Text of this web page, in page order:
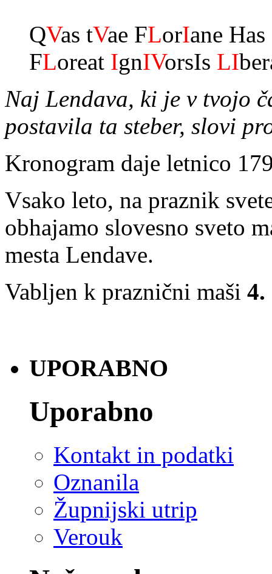
QVas tVae FLorIane Has
FLoreat IgnIVorsIs LI
Naj Lendava, ki je v tvojo
postavila ta steber, slovi
Kronogram daje letnico
Vsako leto, na praznik
obhajamo slovesno sveto
mesta Lendave.
Vabljen k praznični maši 4.
UPORABNO
Uporabno
Kontakt in podatki
Oznanila
Župnijski utrip
Verouk